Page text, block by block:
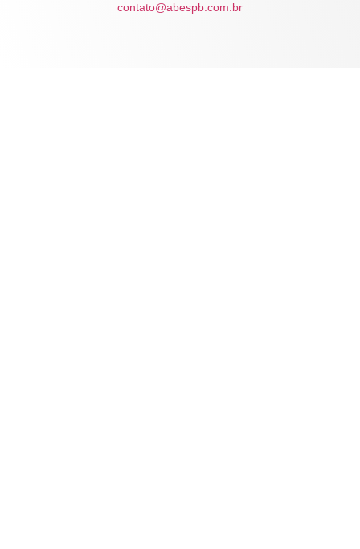
contato@abespb.com.br